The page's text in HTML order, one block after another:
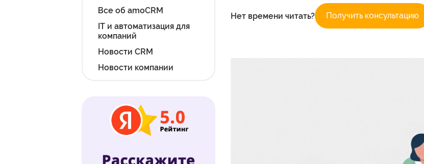
Все об amoCRM
IT и автоматизация для
компаний
Новости CRM
Новости компании
Нет времени читать? Получить консультацию